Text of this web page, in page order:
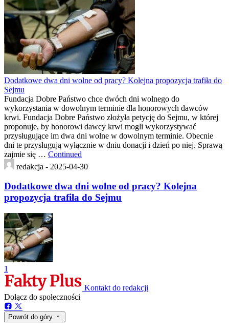
Dodatkowe dwa dni wolne od pracy? Kolejna propozycja trafiła do
Sejmu
Fundacja Dobre Państwo chce dwóch dni wolnego do
wykorzystania w dowolnym terminie dla honorowych dawców
krwi. Fundacja Dobre Państwo złożyła petycję do Sejmu, w której
proponuje, by honorowi dawcy krwi mogli wykorzystywać
przysługujące im dwa dni wolne w dowolnym terminie. Obecnie
dni te przysługują wyłącznie w dniu donacji i dzień po niej. Sprawą
zajmie się … Continued
redakcja - 2025-04-30
Dodatkowe dwa dni wolne od pracy? Kolejna
propozycja trafiła do Sejmu
1
Kontakt do redakcji
Dołącz do społeczności
Powrót do góry